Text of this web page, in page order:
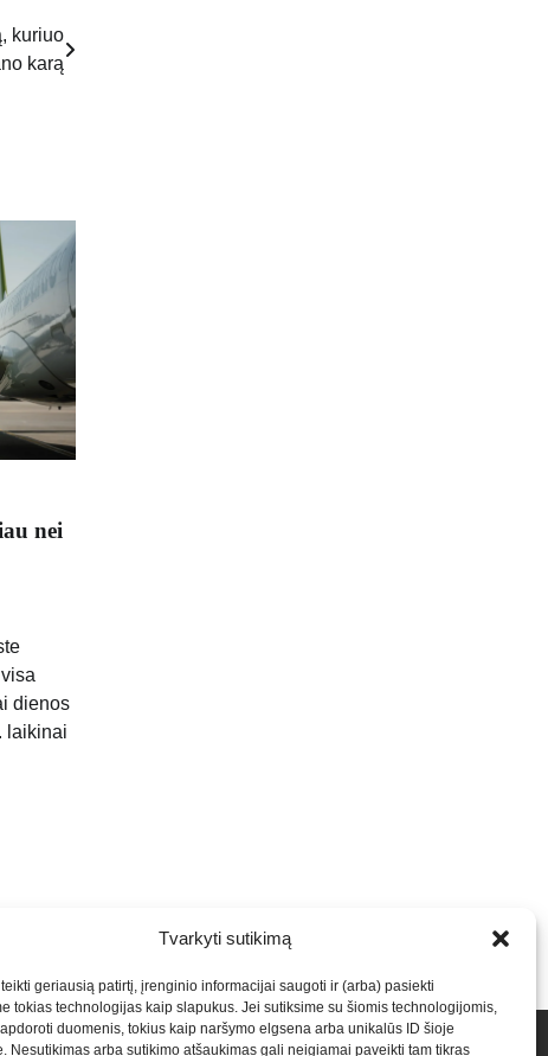
Tvarkyti sutikimą
geriausią patirtį, įrenginio informacijai saugoti ir (arba) pasiekti
tokias technologijas kaip slapukus. Jei sutiksime su šiomis technologijomis,
duomenis, tokius kaip naršymo elgsena arba unikalūs ID šioje
Nesutikimas arba sutikimo atšaukimas gali neigiamai paveikti tam tikras
kuriuo
karą
nei
dienos
laikinai
ir talpinimas į mūsų valdomas svetaines.2026Armijai.LT